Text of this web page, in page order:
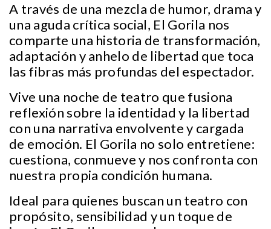
A través de una mezcla de humor, drama y
una aguda crítica social, El Gorila nos
comparte una historia de transformación,
adaptación y anhelo de libertad que toca
las fibras más profundas del espectador.
Vive una noche de teatro que fusiona
reflexión sobre la identidad y la libertad
con una narrativa envolvente y cargada
de emoción. El Gorila no solo entretiene:
cuestiona, conmueve y nos confronta con
nuestra propia condición humana.
Ideal para quienes buscan un teatro con
propósito, sensibilidad y un toque de